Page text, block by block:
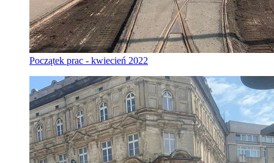
Początek prac - kwiecień 2022